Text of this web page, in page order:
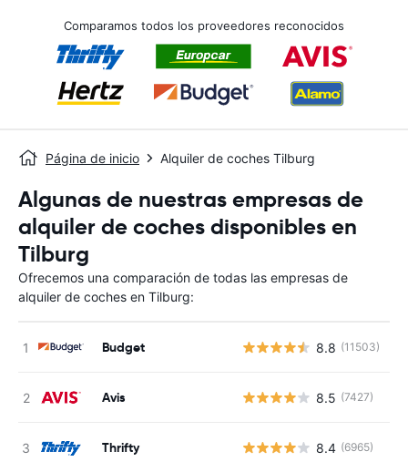
Comparamos todos los proveedores reconocidos
Página de inicio Alquiler de coches Tilburg
Algunas de nuestras empresas de
alquiler de coches disponibles en
Tilburg
Ofrecemos una comparación de todas las empresas de
alquiler de coches en Tilburg:
Budget 8.8 (11503)
Avis 8.5 (7427)
Thrifty 8.4 (6965)